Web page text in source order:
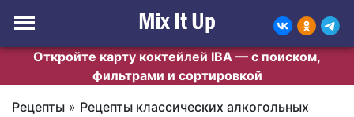
Откройте карту коктейлей IBA — с поиском,
фильтрами и сортировкой
Рецепты » Рецепты классических алкогольных